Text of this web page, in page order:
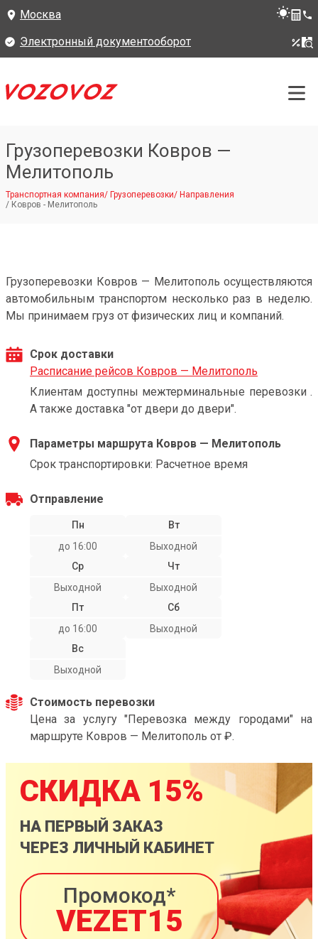
Москва
Электронный документооборот
Грузоперевозки Ковров —
Мелитополь
Транспортная компания/ Грузоперевозки/ Направления
/ Ковров - Мелитополь
Грузоперевозки Ковров — Мелитополь осуществляются
автомобильным транспортом несколько раз в неделю.
Мы принимаем груз от физических лиц и компаний.
Срок доставки
Расписание рейсов Ковров — Мелитополь
Клиентам доступны межтерминальные перевозки .
А также доставка "от двери до двери".
Параметры маршрута Ковров — Мелитополь
Срок транспортировки: Расчетное время
Отправление
Пн
до 16:00
Вт
Выходной
Ср
Выходной
Чт
Выходной
Пт
до 16:00
Сб
Выходной
Вс
Выходной
Стоимость перевозки
Цена за услугу "Перевозка между городами" на
маршруте Ковров — Мелитополь от ₽.
СКИДКА 15%
НА ПЕРВЫЙ ЗАКАЗ
ЧЕРЕЗ ЛИЧНЫЙ КАБИНЕТ
Промокод*
VEZET15